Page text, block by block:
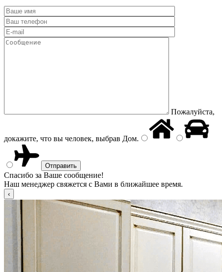
Пожалуйста,
докажите, что вы человек, выбрав Дом.
Спасибо за Ваше сообщение!
Наш менеджер свяжется с Вами в ближайшее время.